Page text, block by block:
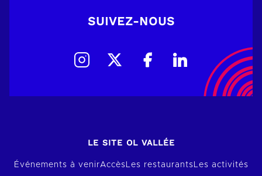
SUIVEZ-NOUS
LE SITE OL VALLÉE
Événements à venirAccèsLes restaurantsLes activités